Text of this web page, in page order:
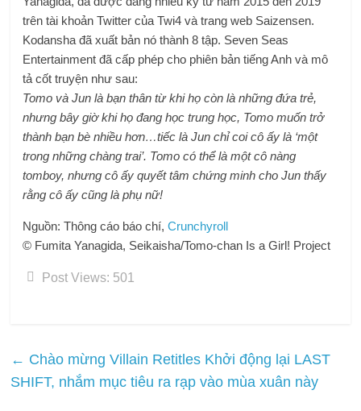
trên tài khoản Twitter của Twi4 và trang web Saizensen.
Kodansha đã xuất bản nó thành 8 tập. Seven Seas
Entertainment đã cấp phép cho phiên bản tiếng Anh và mô
tả cốt truyện như sau:
Tomo và Jun là bạn thân từ khi họ còn là những đứa trẻ,
nhưng bây giờ khi họ đang học trung học, Tomo muốn trở
thành bạn bè nhiều hơn…tiếc là Jun chỉ coi cô ấy là ‘một
trong những chàng trai’. Tomo có thể là một cô nàng
tomboy, nhưng cô ấy quyết tâm chứng minh cho Jun thấy
rằng cô ấy cũng là phụ nữ!
Nguồn: Thông cáo báo chí,Crunchyroll
© Fumita Yanagida, Seikaisha/Tomo-chan Is a Girl! Project
Post Views: 501
← Chào mừng Villain Retitles Khởi động lại LAST
SHIFT, nhắm mục tiêu ra rạp vào mùa xuân này